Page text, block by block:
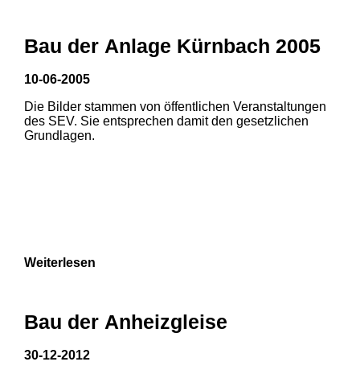
1 2
Bau der Anlage Kürnbach 2005
10-06-2005
Die Bilder stammen von öffentlichen Veranstaltungen
des SEV. Sie entsprechen damit den gesetzlichen
Grundlagen.
Weiterlesen
Bau der Anheizgleise
30-12-2012